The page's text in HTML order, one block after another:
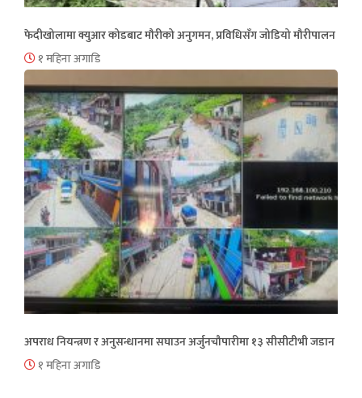
फेदीखोलामा क्युआर कोडबाट मौरीको अनुगमन, प्रविधिसँग जोडियो मौरीपालन
१ महिना अगाडि
अपराध नियन्त्रण र अनुसन्धानमा सघाउन अर्जुनचौपारीमा १३ सीसीटीभी जडान
१ महिना अगाडि